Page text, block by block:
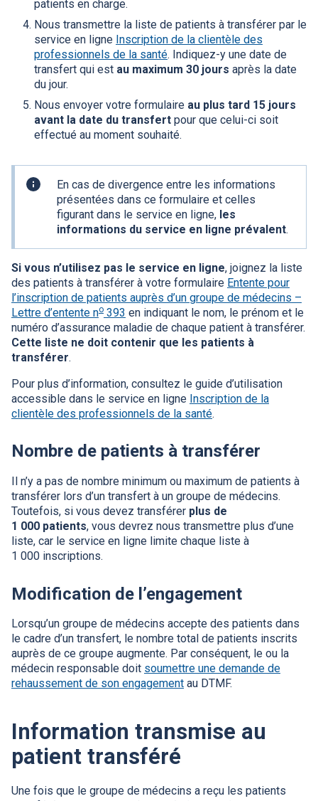
patients en charge.
Nous transmettre la liste de patients à transférer par le
service en ligne Inscription de la clientèle des
professionnels de la santé. Indiquez-y une date de
transfert qui est au maximum 30 jours après la date
du jour.
Nous envoyer votre formulaire au plus tard 15 jours
avant la date du transfert pour que celui-ci soit
effectué au moment souhaité.
Information
pratique
En cas de divergence entre les informations
présentées dans ce formulaire et celles
figurant dans le service en ligne, les
informations du service en ligne prévalent.
Si vous n’utilisez pas le service en ligne, joignez la liste
des patients à transférer à votre formulaire Entente pour
l’inscription de patients auprès d’un groupe de médecins –
Lettre d’entente no 393 en indiquant le nom, le prénom et le
numéro d’assurance maladie de chaque patient à transférer.
Cette liste ne doit contenir que les patients à
transférer.
Pour plus d’information, consultez le guide d’utilisation
accessible dans le service en ligne Inscription de la
clientèle des professionnels de la santé.
Nombre de patients à transférer
Il n’y a pas de nombre minimum ou maximum de patients à
transférer lors d’un transfert à un groupe de médecins.
Toutefois, si vous devez transférer plus de
1 000 patients, vous devrez nous transmettre plus d’une
liste, car le service en ligne limite chaque liste à
1 000 inscriptions.
Modification de l’engagement
Lorsqu’un groupe de médecins accepte des patients dans
le cadre d’un transfert, le nombre total de patients inscrits
auprès de ce groupe augmente. Par conséquent, le ou la
médecin responsable doit soumettre une demande de
rehaussement de son engagement au DTMF.
Information transmise au
patient transféré
Une fois que le groupe de médecins a reçu les patients